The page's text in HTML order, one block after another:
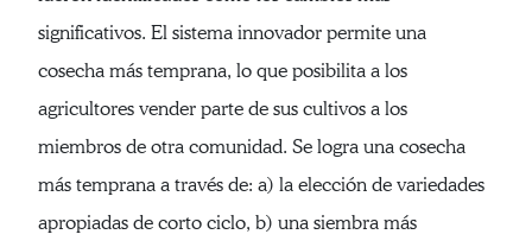
significativos. El sistema innovador permite una
cosecha más temprana, lo que posibilita a los
agricultores vender parte de sus cultivos a los
miembros de otra comunidad. Se logra una cosecha
más temprana a través de: a) la elección de variedades
apropiadas de corto ciclo, b) una siembra más